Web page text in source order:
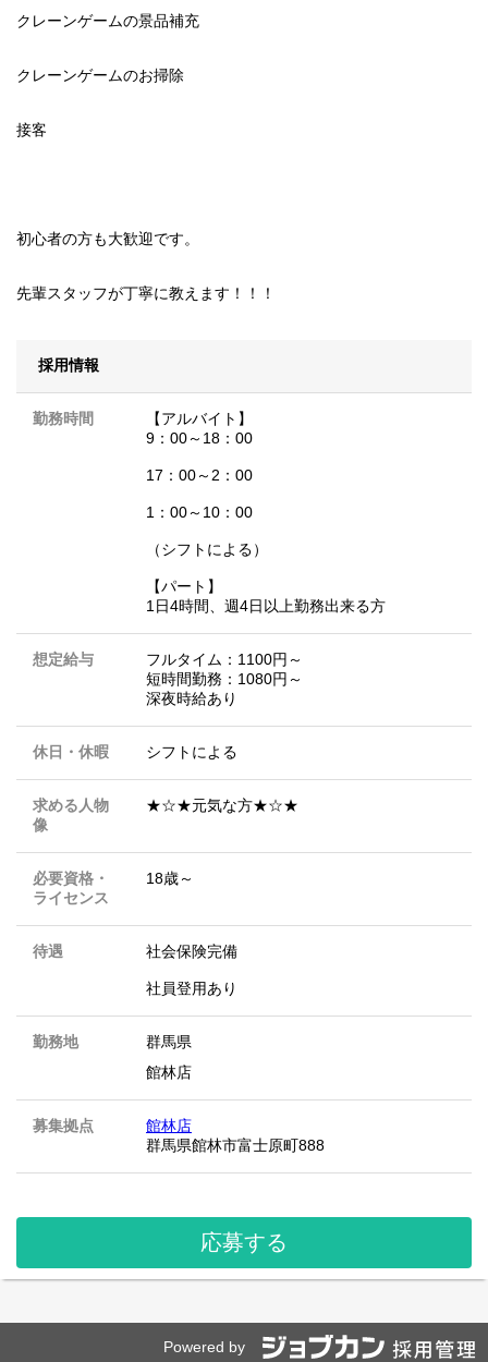
クレーンゲームの景品補充
クレーンゲームのお掃除
接客
初心者の方も大歓迎です。
先輩スタッフが丁寧に教えます！！！
採用情報
勤務時間
【アルバイト】
9：00～18：00
17：00～2：00
1：00～10：00
（シフトによる）
【パート】
1日4時間、週4日以上勤務出来る方
想定給与
フルタイム：1100円～
短時間勤務：1080円～
深夜時給あり
休日・休暇 シフトによる
求める人物
像
★☆★元気な方★☆★
必要資格・
ライセンス
18歳～
待遇 社会保険完備
社員登用あり
勤務地
群馬県
館林店
募集拠点
館林店
群馬県館林市富士原町888
応募する
Powered by